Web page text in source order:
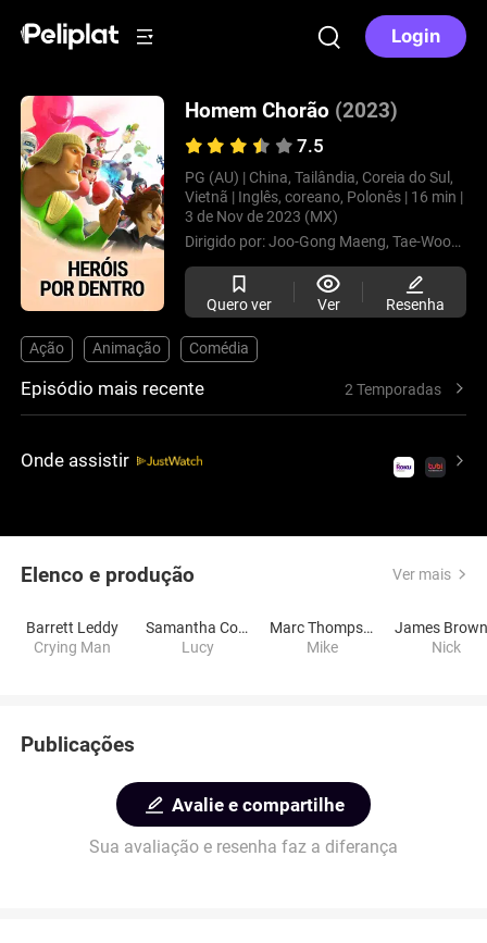
Login
Homem Chorão (2023)
7.5
PG (AU) | China, Tailândia, Coreia do Sul,
Vietnã | Inglês, coreano, Polonês | 16 min |
3 de Nov de 2023 (MX)
Dirigido por:Joo-Gong Maeng, Tae-Wook Koh
Quero ver Ver Resenha
Ação Animação Comédia
Episódio mais recente 2 Temporadas
Onde assistir
Elenco e produção Ver mais
Barrett Leddy
Crying Man
Samantha Cooper
Lucy
Marc Thompson
Mike
Nick
Publicações
Avalie e compartilhe
Sua avaliação e resenha faz a diferança